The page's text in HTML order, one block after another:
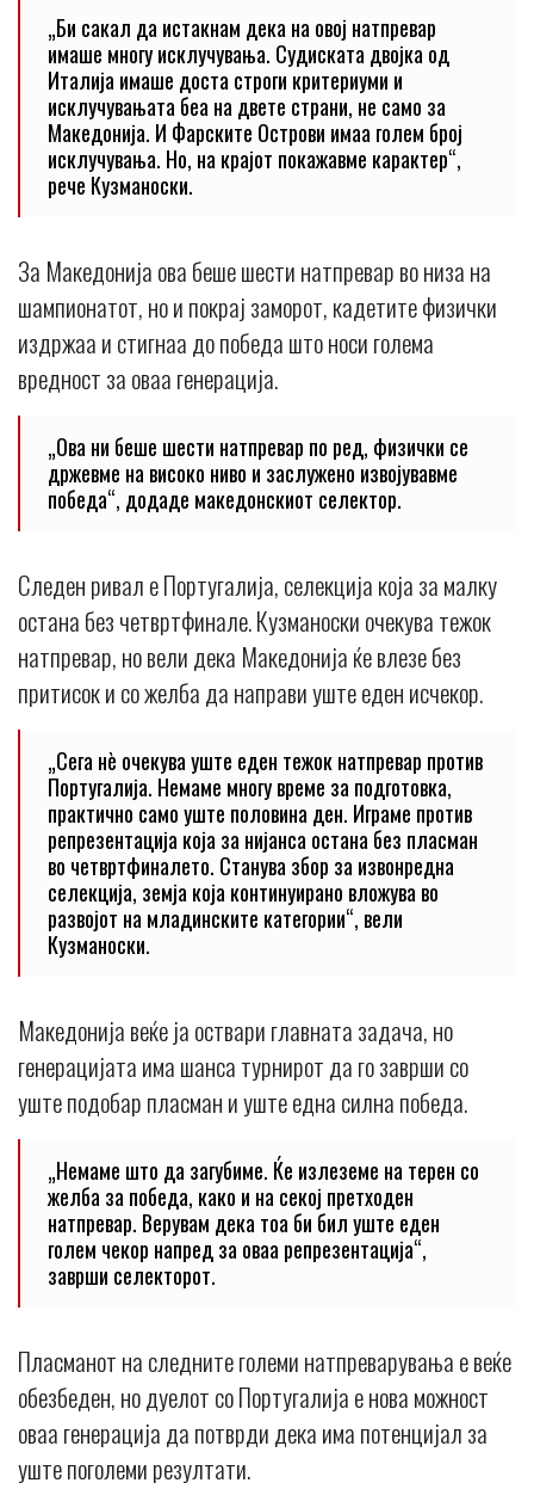
„Би сакал да истакнам дека на овој натпревар
имаше многу исклучувања. Судиската двојка од
Италија имаше доста строги критериуми и
исклучувањата беа на двете страни, не само за
Македонија. И Фарските Острови имаа голем број
исклучувања. Но, на крајот покажавме карактер“,
рече Кузманоски.
За Македонија ова беше шести натпревар во низа на
шампионатот, но и покрај заморот, кадетите физички
издржаа и стигнаа до победа што носи голема
вредност за оваа генерација.
„Ова ни беше шести натпревар по ред, физички се
држевме на високо ниво и заслужено извојувавме
победа“, додаде македонскиот селектор.
Следен ривал е Португалија, селекција која за малку
остана без четвртфинале. Кузманоски очекува тежок
натпревар, но вели дека Македонија ќе влезе без
притисок и со желба да направи уште еден исчекор.
„Сега нè очекува уште еден тежок натпревар против
Португалија. Немаме многу време за подготовка,
практично само уште половина ден. Играме против
репрезентација која за нијанса остана без пласман
во четвртфиналето. Станува збор за извонредна
селекција, земја која континуирано вложува во
развојот на младинските категории“, вели
Кузманоски.
Македонија веќе ја оствари главната задача, но
генерацијата има шанса турнирот да го заврши со
уште подобар пласман и уште една силна победа.
„Немаме што да загубиме. Ќе излеземе на терен со
желба за победа, како и на секој претходен
натпревар. Верувам дека тоа би бил уште еден
голем чекор напред за оваа репрезентација“,
заврши селекторот.
Пласманот на следните големи натпреварувања е веќе
обезбеден, но дуелот со Португалија е нова можност
оваа генерација да потврди дека има потенцијал за
уште поголеми резултати.